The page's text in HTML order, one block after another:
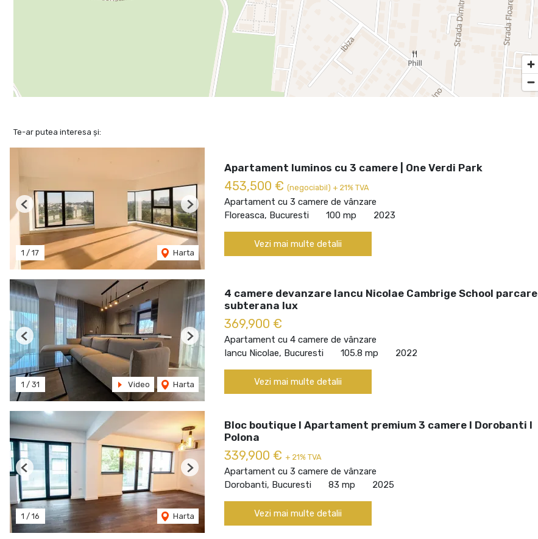
Te-ar putea interesa și:
1 / 17 Harta
Previous Next
Apartament luminos cu 3 camere | One Verdi Park
453,500 € (negociabil) + 21% TVA
Apartament cu 3 camere de vânzare
Floreasca, Bucuresti
100 mp 2023
Vezi mai multe detalii
1 / 31 Video Harta
Previous Next
4 camere devanzare Iancu Nicolae Cambrige School parcare
subterana lux
369,900 €
Apartament cu 4 camere de vânzare
Iancu Nicolae, Bucuresti
105.8 mp 2022
Vezi mai multe detalii
1 / 16 Harta
Previous Next
Bloc boutique I Apartament premium 3 camere I Dorobanti I
Polona
339,900 € + 21% TVA
Apartament cu 3 camere de vânzare
Dorobanti, Bucuresti
83 mp 2025
Vezi mai multe detalii